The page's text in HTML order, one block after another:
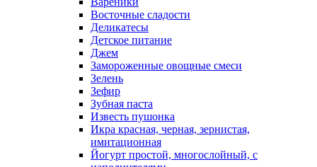
Восточные сладости
Деликатесы
Детское питание
Джем
Замороженные овощные смеси
Зелень
Зефир
Зубная паста
Известь пушонка
Икра красная, черная, зернистая,
имитационная
Йогурт простой, многослойный, с